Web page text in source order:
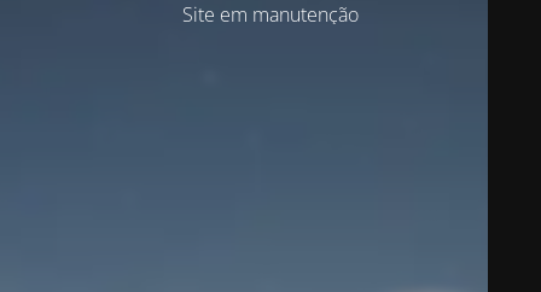
Site em manutenção